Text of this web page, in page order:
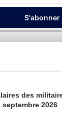
des
septembre 2026